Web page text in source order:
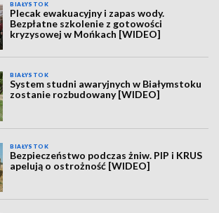
BIAŁYSTOK
Plecak ewakuacyjny i zapas wody.
Bezpłatne szkolenie z gotowości
kryzysowej w Mońkach [WIDEO]
BIAŁYSTOK
System studni awaryjnych w Białymstoku
zostanie rozbudowany [WIDEO]
BIAŁYSTOK
Bezpieczeństwo podczas żniw. PIP i KRUS
apelują o ostrożność [WIDEO]